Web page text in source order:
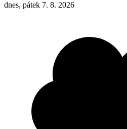
dnes, pátek 7. 8. 2026